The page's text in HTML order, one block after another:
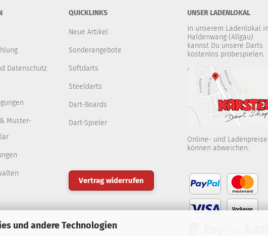
und andere Technologien
Datenschutz
Muster-
QUICKLINKS
Neue Artikel
Sonderangebote
Softdarts
Steeldarts
Dart-Boards
Dart-Spieler
Vertrag widerrufen
UNSER LADENLOKAL
In unserem Ladenlokal in
Haldenwang (Allgäu)
kannst Du unsere Darts
kostenlos probespielen.
Online- und Ladenpreise
können abweichen.